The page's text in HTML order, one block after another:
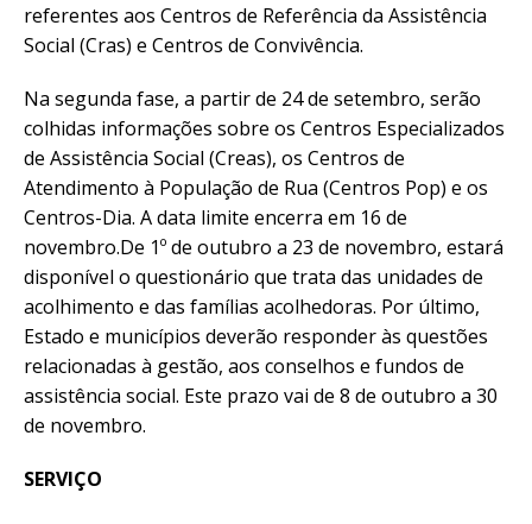
referentes aos Centros de Referência da Assistência
Social (Cras) e Centros de Convivência.
Na segunda fase, a partir de 24 de setembro, serão
colhidas informações sobre os Centros Especializados
de Assistência Social (Creas), os Centros de
Atendimento à População de Rua (Centros Pop) e os
Centros-Dia. A data limite encerra em 16 de
novembro.De 1º de outubro a 23 de novembro, estará
disponível o questionário que trata das unidades de
acolhimento e das famílias acolhedoras. Por último,
Estado e municípios deverão responder às questões
relacionadas à gestão, aos conselhos e fundos de
assistência social. Este prazo vai de 8 de outubro a 30
de novembro.
SERVIÇO